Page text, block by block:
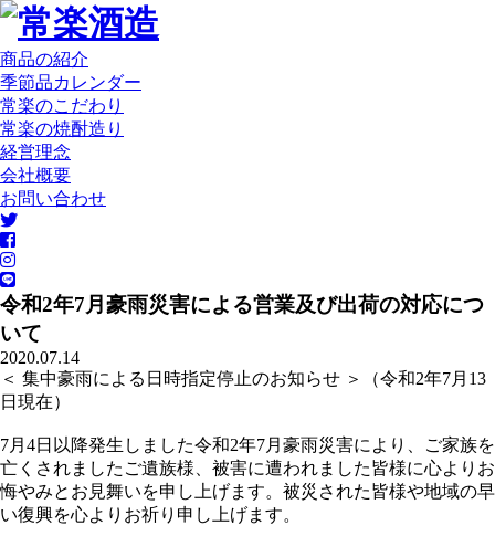
商品の紹介
季節品カレンダー
常楽のこだわり
常楽の焼酎造り
経営理念
会社概要
お問い合わせ
令和2年7月豪雨災害による営業及び出荷の対応につ
いて
2020.07.14
＜ 集中豪雨による日時指定停止のお知らせ ＞（令和2年7月13
日現在）
7月4日以降発生しました令和2年7月豪雨災害により、ご家族を
亡くされましたご遺族様、被害に遭われました皆様に心よりお
悔やみとお見舞いを申し上げます。被災された皆様や地域の早
い復興を心よりお祈り申し上げます。